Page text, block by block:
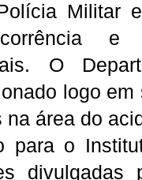
Militar
O
logo
área do
para o